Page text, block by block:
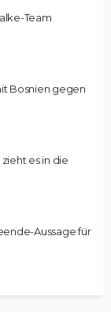
Team
Bosnien gegen
es in die
Aussage für